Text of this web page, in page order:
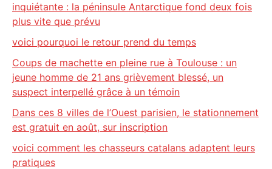
inquiétante : la péninsule Antarctique fond deux fois
plus vite que prévu
voici pourquoi le retour prend du temps
Coups de machette en pleine rue à Toulouse : un
jeune homme de 21 ans grièvement blessé, un
suspect interpellé grâce à un témoin
Dans ces 8 villes de l’Ouest parisien, le stationnement
est gratuit en août, sur inscription
voici comment les chasseurs catalans adaptent leurs
pratiques